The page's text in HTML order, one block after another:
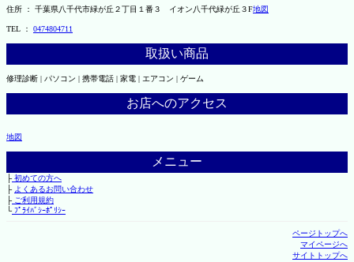
住所 ： 千葉県八千代市緑が丘２丁目１番３ イオン八千代緑が丘３F地図
TEL ： 0474804711
取扱い商品
修理診断 | パソコン | 携帯電話 | 家電 | エアコン | ゲーム
お店へのアクセス
地図
メニュー
├初めての方へ
├ よくあるお問い合わせ
├ご利用規約
└ﾌﾟﾗｲﾊﾞｼｰﾎﾟﾘｼｰ
ページトップへ
マイページへ
サイトトップへ